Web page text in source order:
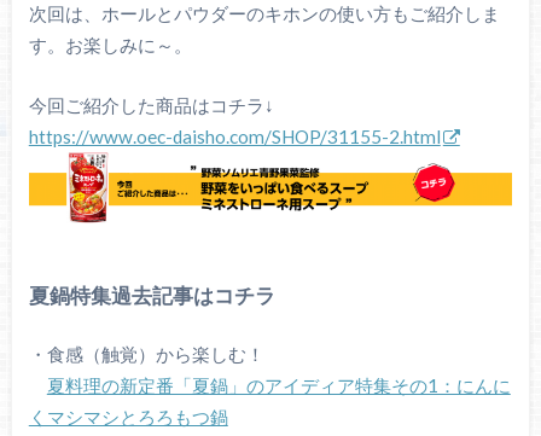
次回は、ホールとパウダーのキホンの使い方もご紹介しま
す。お楽しみに～。
今回ご紹介した商品はコチラ↓
https://www.oec-daisho.com/SHOP/31155-2.html
夏鍋特集過去記事はコチラ
・食感（触覚）から楽しむ！
夏料理の新定番「夏鍋」のアイディア特集その1：にんに
くマシマシとろろもつ鍋